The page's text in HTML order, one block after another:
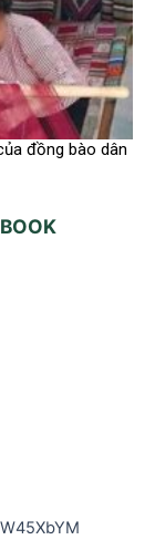
đồng bào dân